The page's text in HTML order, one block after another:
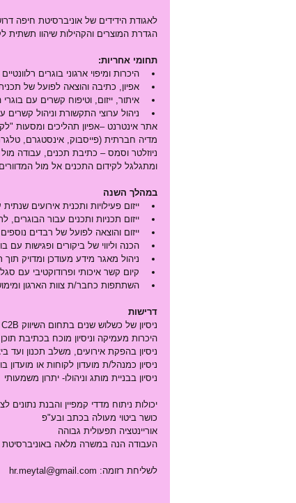
לאגודת הידידים של אוניברסיטת חיפה
הגדרת המוצרים והקהילות שיהוו תשתית
תחומי אחריות:
היכרות ומיפוי ארגוני בוגרים
אפיון, כתיבה והוצאה לפועל של
איתור, ייזום, וטיפוח קשרים עם
ניהול ערוצי התקשורת וניהול
אתר אינטרנט –אפיון תהליכים ומסעות
מדיה חברתית (פייסבוק, אינסטגרם,
ניוזלטר וסמס – כתיבת תכנים, עבודה
ומתגלגל לקידום התכנים אל מול המדוורים.
במהלך השנה
ייזום פעילויות ותכנית אירועים
ייזום תכניות ותכנים עבור
ייזום והוצאה לפועל של רבדים
הכנה וליווי של ביקורים ופגישות עם
ניהול מאגר מידע מעודכן ומדויק
קיום קשר איכותי ופרודוקטיבי עם
השתתפות כחבר/ת צוות הארגון
דרישות
ניסיון של כשלוש שנים בתחום השיווק C2B בחברה בינונית- גדולה – חובה
היכרות מעמיקה וניסיון מוכח בכתיבת תוכן
ניסיון בהפקת אירועים, משלב תכנון ועד
ניסיון כמנהל/ת מועדון לקוחות או מועדון
ניסיון בבניית מותג וניהולו- יתרון משמעותי
יכולות ניתוח מדדי קמפיין והבנת נתונים
כושר ביטוי מעולה בכתב ובע"פ
אוריינטציה תפעולית גבוהה
העבודה הנה במשרה מלאה באוניברסיטת
לשליחת רזומה: hr.meytal@gmail.com